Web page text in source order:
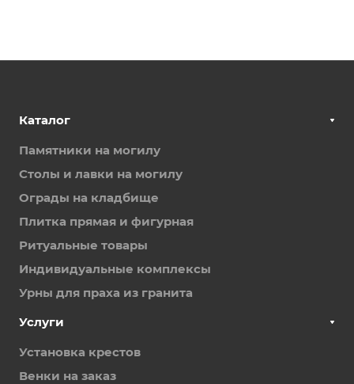
Каталог
Памятники на могилу
Столы и лавки на могилу
Ограды на кладбище
Плитка прямая и фигурная
Ритуальные товары
Индивидуальные комплексы
Урны для праха из гранита
Услуги
Установка крестов
Венки на заказ